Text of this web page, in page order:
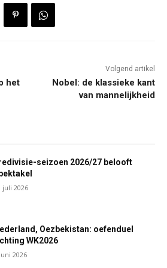
het
Volgend artikel
Nobel: de klassieke kant
van mannelijkheid
seizoen 2026/27 belooft
juli 2026
Oezbekistan: oefenduel
WK2026
2026